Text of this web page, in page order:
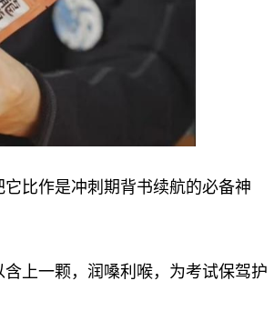
比作是冲刺期背书续航的必备神
上一颗，润嗓利喉，为考试保驾护